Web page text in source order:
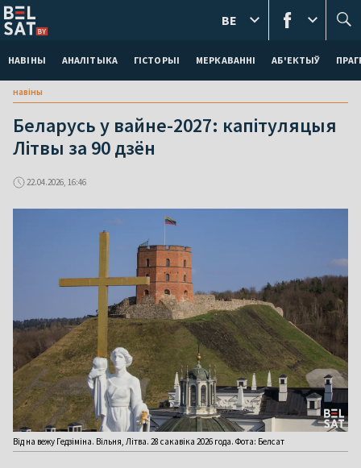
НАВІНЫ АНАЛІТЫКА ГІСТОРЫІ МЕРКАВАННI АБ'ЕКТЫЎ
BE
навіны
Беларусь у вайне-2027: капітуляцыя
Літвы за 90 дзён
22.04.2026, 16:46
Від на вежу Гедзіміна. Вільня, Літва. 28 сакавіка 2026 года. Фота: Белсат